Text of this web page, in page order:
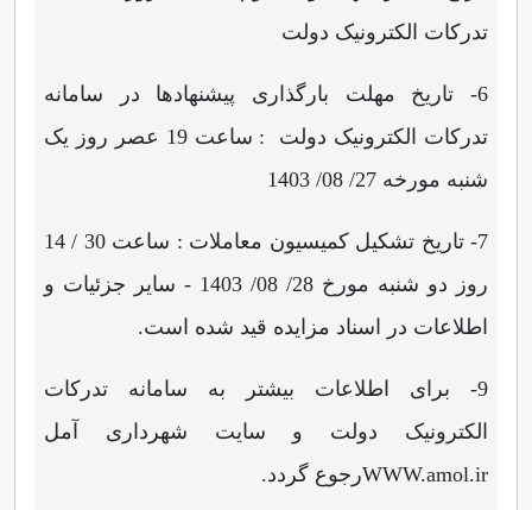
تدرکات الکترونیک دولت
6- تاریخ مهلت بارگذاری پیشنهادها در سامانه
تدرکات الکترونیک دولت : ساعت 19 عصر روز یک
شنبه مورخه 27/ 08/ 1403
7- تاریخ تشکیل کمیسیون معاملات : ساعت 30 / 14
روز دو شنبه مورخ 28/ 08/ 1403 - سایر جزئیات و
اطلاعات در اسناد مزایده قید شده است.
9- برای اطلاعات بیشتر به سامانه تدرکات
الکترونیک دولت و سایت شهرداری آمل
WWW.amol.irرجوع گردد.